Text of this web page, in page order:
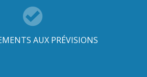
AUX PRÉVISIONS